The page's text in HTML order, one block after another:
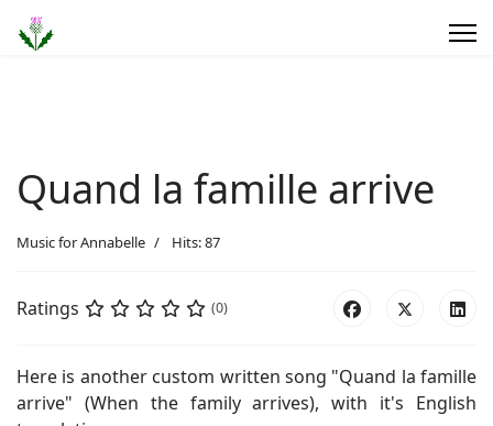
Quand la famille arrive
Music for Annabelle Hits: 87
Ratings (0)
Here is another custom written song "Quand la famille
arrive" (When the family arrives), with it's English